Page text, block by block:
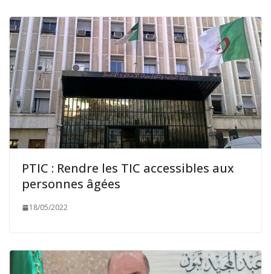
PTIC : Rendre les TIC accessibles aux
personnes âgées
18/05/2022